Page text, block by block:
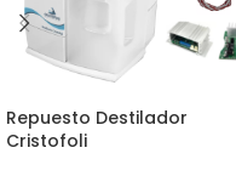
Repuesto Destilador
Cristofoli